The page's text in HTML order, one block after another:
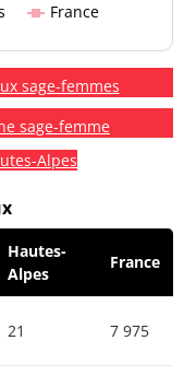
France
sage-femmes
sage-femme
Alpes
Hautes-
Alpes
France
21 7 975